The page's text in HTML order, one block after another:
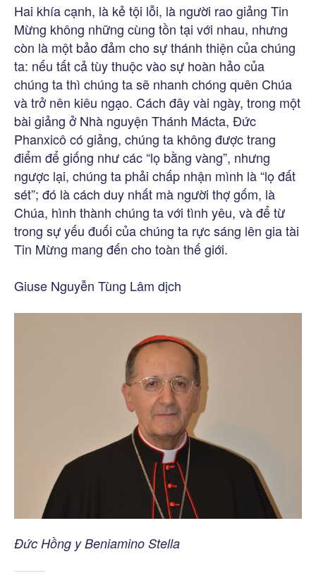
Hai khía cạnh, là kẻ tội lỗi, là người rao giảng Tin
Mừng không những cùng tồn tại với nhau, nhưng
còn là một bảo đảm cho sự thánh thiện của chúng
ta: nếu tất cả tùy thuộc vào sự hoàn hảo của
chúng ta thì chúng ta sẽ nhanh chóng quên Chúa
và trở nên kiêu ngạo. Cách đây vài ngày, trong một
bài giảng ở Nhà nguyện Thánh Mácta, Đức
Phanxicô có giảng, chúng ta không được trang
điểm để giống như các “lọ bằng vàng”, nhưng
ngược lại, chúng ta phải chấp nhận mình là “lọ đất
sét”; đó là cách duy nhất mà người thợ gốm, là
Chúa, hình thành chúng ta với tình yêu, và để từ
trong sự yếu đuối của chúng ta rực sáng lên gia tài
Tin Mừng mang đến cho toàn thế giới.
Giuse Nguyễn Tùng Lâm dịch
Đức Hồng y Beniamino Stella